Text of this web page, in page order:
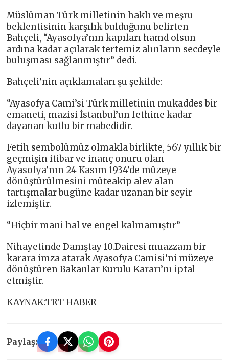
Müslüman Türk milletinin haklı ve meşru
beklentisinin karşılık bulduğunu belirten
Bahçeli, “Ayasofya’nın kapıları hamd olsun
ardına kadar açılarak tertemiz alınların secdeyle
buluşması sağlanmıştır” dedi.
Bahçeli’nin açıklamaları şu şekilde:
“Ayasofya Cami’si Türk milletinin mukaddes bir
emaneti, mazisi İstanbul’un fethine kadar
dayanan kutlu bir mabedidir.
Fetih sembolümüz olmakla birlikte, 567 yıllık bir
geçmişin itibar ve inanç onuru olan
Ayasofya’nın 24 Kasım 1934’de müzeye
dönüştürülmesini müteakip alev alan
tartışmalar bugüne kadar uzanan bir seyir
izlemiştir.
“Hiçbir mani hal ve engel kalmamıştır”
Nihayetinde Danıştay 10.Dairesi muazzam bir
karara imza atarak Ayasofya Camisi’ni müzeye
dönüştüren Bakanlar Kurulu Kararı’nı iptal
etmiştir.
KAYNAK:TRT HABER
Paylaş: